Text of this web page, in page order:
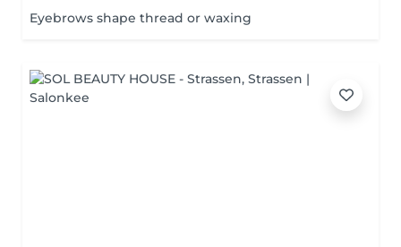
Eyebrows shape thread or waxing